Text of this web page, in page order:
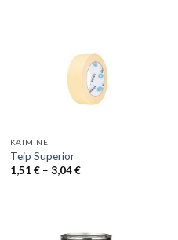
KATMINE
Teip Superior
1,51 € – 3,04€Price